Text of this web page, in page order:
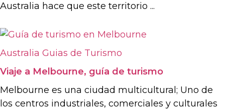
Australia hace que este territorio ...
Australia Guias de Turismo
Viaje a Melbourne, guía de turismo
Melbourne es una ciudad multicultural; Uno de
los centros industriales, comerciales y culturales